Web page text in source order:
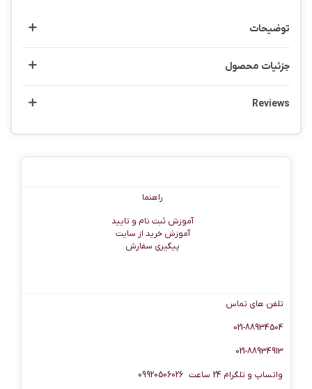
توضیحات
جزئیات محصول
Reviews
راهنما
آموزش ثبت نام و تایید
آموزش خرید از سایت
پیگیری سفارش
تلفن های تماس
021-88934504
021-88934913
واتساپ و تلگرام 24 ساعت 09920506026